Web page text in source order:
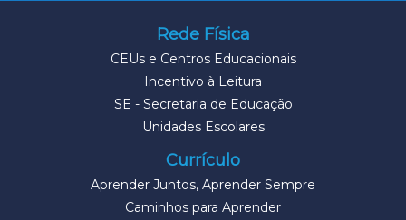
Rede Física
CEUs e Centros Educacionais
Incentivo à Leitura
SE - Secretaria de Educação
Unidades Escolares
Currículo
Aprender Juntos, Aprender Sempre
Caminhos para Aprender